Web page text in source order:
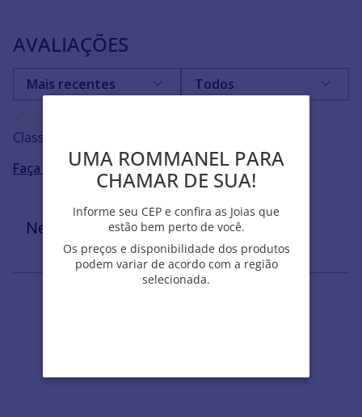
AVALIAÇÕES
☆☆
Classificação média: 0
Faça login para escrever uma avaliação.
Mais recentes Todos
Nenhuma avaliação
UMA ROMMANEL PARA
CHAMAR DE SUA!
Informe seu CEP e confira as Joias que
estão bem perto de você.
Os preços e disponibilidade dos produtos
podem variar de acordo com a região
selecionada.
UMA ROMMANEL PARA
CHAMAR DE SUA!
Informe seu CEP e confira as Joias que
estão bem perto de você.
Os preços e disponibilidade dos produtos
podem variar de acordo com a região
selecionada.